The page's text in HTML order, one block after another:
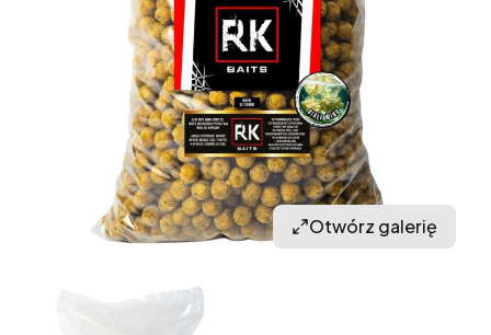
Otwórz galerię